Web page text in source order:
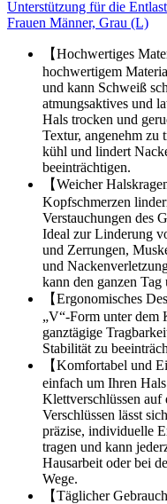
Unterstützung für die
Frauen Männer, Grau (L)
【Hochwertiges
hochwertigem
und kann Schweiß
atmungsaktives und
Hals trocken und
Textur, angenehm zu
kühl und lindert
beeinträchtigen.
【Weicher
Kopfschmerzen
Verstauchungen des
Ideal zur Linderung
und Zerrungen,
und
kann den ganzen
【Ergonomisches
„V“-Form unter dem
ganztägige
Stabilität zu
【Komfortabel und
einfach um Ihren
Klettverschlüssen auf
Verschlüssen lässt
präzise, individuelle
tragen und kann
Hausarbeit oder bei
Wege.
【Täglicher